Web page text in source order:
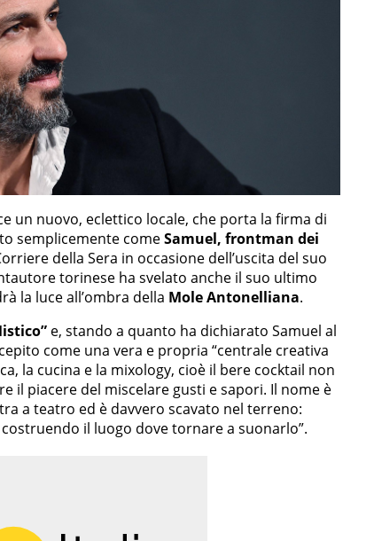
un nuovo, eclettico locale, che porta la firma di
semplicemente comeSamuel, frontman dei
della Sera in occasione dell’uscita del suo
torinese ha svelato anche il suo ultimo
la luce all’ombra della Mole Antonelliana.
e, stando a quanto ha dichiarato Samuel al
come una vera e propria “centrale creativa
la cucina e la mixology, cioè il bere cocktail non
il piacere del miscelare gusti e sapori. Il nome è
a teatro ed è davvero scavato nel terreno:
il luogo dove tornare a suonarlo”.